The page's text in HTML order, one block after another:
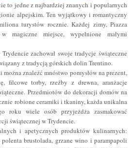
to jedne z najbardziej znanych i popularnych
alpejskim. Ten wyjątkowy i romantyczny
turystów rocznie. Każdej zimy, Piazza
magiczne miejsce, wypełnione małymi
zachował swoje tradycje świąteczne
z tradycją górskich dolin Trentino.
znaleźć mnóstwo pomysłów na prezent,
filcowe torby, rzeźby z drewna, aranżacje
Przedmiotów do dekoracji domów na
robione ceramiki i tkaniny, każda unikalna
roku wiele osób przyjeżdża zasmakować
świątecznej w Trydencie.
i apetycznych produktów kulinarnych:
brustolada, grzane wino i parampapoli